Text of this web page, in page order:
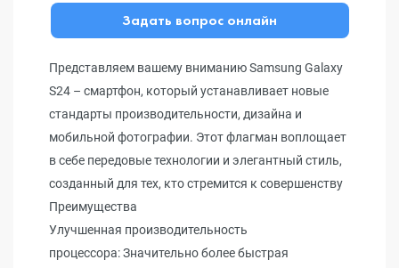
Задать вопрос онлайн
Представляем вашему вниманию Samsung Galaxy
S24 – смартфон, который устанавливает новые
стандарты производительности, дизайна и
мобильной фотографии. Этот флагман воплощает
в себе передовые технологии и элегантный стиль,
созданный для тех, кто стремится к совершенству
Преимущества
Улучшенная производительность
процессора: Значительно более быстрая